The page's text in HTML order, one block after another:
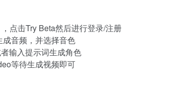
点击Try Beta然后进行登录/注册
音频，并选择音色
输入提示词生成角色
等待生成视频即可